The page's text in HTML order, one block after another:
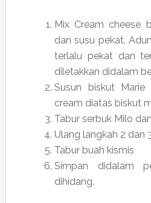
Mix Cream cheese
dan susu pekat.
terlalu pekat dan
diletakkan didalam
Susun biskut
cream diatas biskut
Tabur serbuk Milo
Ulang langkah 2 dan
Tabur buah kismis
Simpan didalam
dihidang.